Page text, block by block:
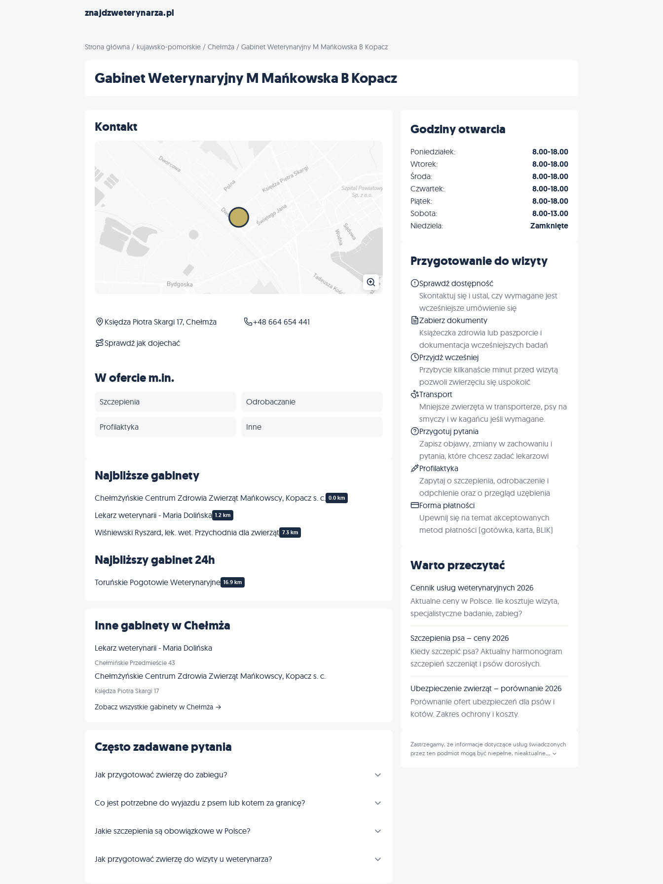
znajdzweterynarza.pl
Strona główna / kujawsko-pomorskie / Chełmża / Gabinet Weterynaryjny M Mańkowska B Kopacz
Gabinet Weterynaryjny M Mańkowska B Kopacz
Kontakt
Księdza Piotra Skargi 17, Chełmża +48 664 654 441
Sprawdź jak dojechać
W ofercie m.in.
Szczepienia Odrobaczanie
Profilaktyka Inne
Najbliższe gabinety
Chełmżyńskie Centrum Zdrowia Zwierząt Mańkowscy, Kopacz s. c. 0.0 km
Lekarz weterynarii - Maria Dolińska 1.2 km
Wiśniewski Ryszard, lek. wet. Przychodnia dla zwierząt 7.3 km
Najbliższy gabinet 24h
Toruńskie Pogotowie Weterynaryjne 16.9 km
Inne gabinety w Chełmża
Lekarz weterynarii - Maria Dolińska
Chełmińskie Przedmieście 43
Chełmżyńskie Centrum Zdrowia Zwierząt Mańkowscy, Kopacz s. c.
Księdza Piotra Skargi 17
Zobacz wszystkie gabinety w Chełmża →
Często zadawane pytania
Jak przygotować zwierzę do zabiegu?
Co jest potrzebne do wyjazdu z psem lub kotem za granicę?
Jakie szczepienia są obowiązkowe w Polsce?
Jak przygotować zwierzę do wizyty u weterynarza?
Godziny otwarcia
Poniedziałek: 8.00-18.00
Wtorek: 8.00-18.00
Środa: 8.00-18.00
Czwartek: 8.00-18.00
Piątek: 8.00-18.00
Sobota: 8.00-13.00
Niedziela: Zamknięte
Przygotowanie do wizyty
Sprawdź dostępność
Skontaktuj się i ustal, czy wymagane jest
wcześniejsze umówienie się
Zabierz dokumenty
Książeczka zdrowia lub paszporcie i
dokumentacja wcześniejszych badań
Przyjdź wcześniej
Przybycie kilkanaście minut przed wizytą
pozwoli zwierzęciu się uspokoić
Transport
Mniejsze zwierzęta w transporterze, psy na
smyczy i w kagańcu jeśli wymagane.
Przygotuj pytania
Zapisz objawy, zmiany w zachowaniu i
pytania, które chcesz zadać lekarzowi
Profilaktyka
Zapytaj o szczepienia, odrobaczenie i
odpchlenie oraz o przegląd uzębienia
Forma płatności
Upewnij się na temat akceptowanych
metod płatności (gotówka, karta, BLIK)
Warto przeczytać
Cennik usług weterynaryjnych 2026
Aktualne ceny w Polsce. Ile kosztuje wizyta,
specjalistyczne badanie, zabieg?
Szczepienia psa – ceny 2026
Kiedy szczepić psa? Aktualny harmonogram
szczepień szczeniąt i psów dorosłych.
Ubezpieczenie zwierząt – porównanie 2026
Porównanie ofert ubezpieczeń dla psów i
kotów. Zakres ochrony i koszty.
Zastrzegamy, że informacje dotyczące usług świadczonych
przez ten podmiot mogą być niepełne, nieaktualne...